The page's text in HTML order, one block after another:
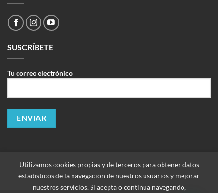
SUSCRÍBETE
Tu correo electrónico
Utilizamos cookies propias y de terceros para obtener datos
estadísticos de la navegación de nuestros usuarios y mejorar
nuestros servicios. Si acepta o continúa navegando,